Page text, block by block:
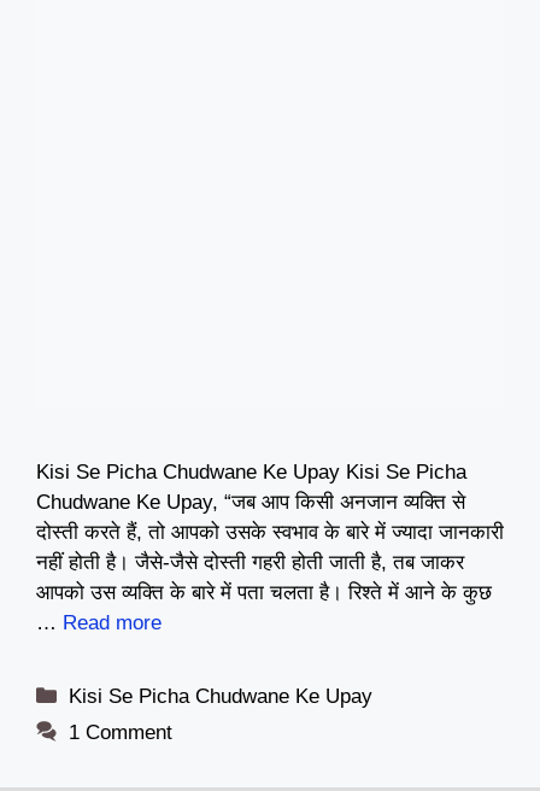
Kisi Se Picha Chudwane Ke Upay Kisi Se Picha
Chudwane Ke Upay, “जब आप किसी अनजान व्यक्ति से
दोस्ती करते हैं, तो आपको उसके स्वभाव के बारे में ज्यादा जानकारी
नहीं होती है। जैसे-जैसे दोस्ती गहरी होती जाती है, तब जाकर
आपको उस व्यक्ति के बारे में पता चलता है। रिश्ते में आने के कुछ
… Read more
Categories
Kisi Se Picha Chudwane Ke Upay
1 Comment